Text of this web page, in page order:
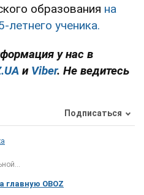
образования на
летнего ученика.
у нас в
и Viber. Не ведитесь
Подписаться
главную OBOZ